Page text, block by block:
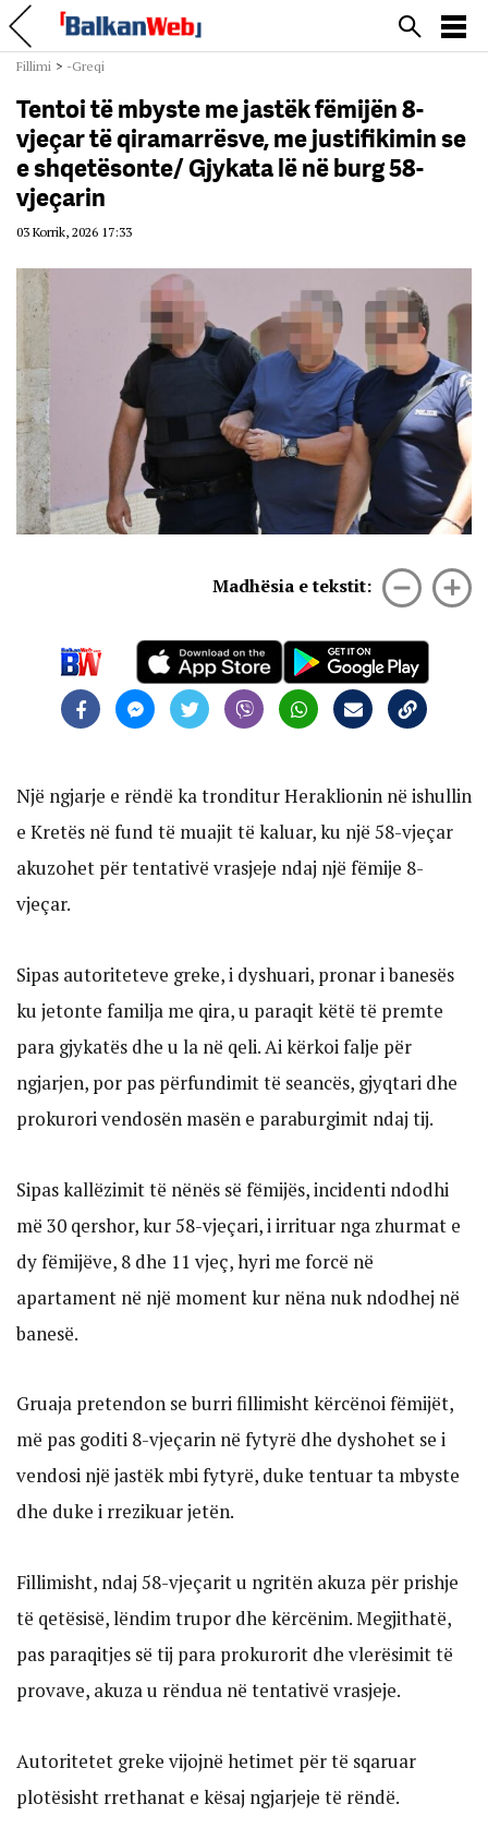
Fillimi > -Greqi
Tentoi të mbyste me jastëk fëmijën 8-
vjeçar të qiramarrësve, me justifikimin se
e shqetësonte/ Gjykata lë në burg 58-
vjeçarin
03 Korrik, 2026 17:33
Madhësia e tekstit:
Një ngjarje e rëndë ka tronditur Heraklionin në ishullin
e Kretës në fund të muajit të kaluar, ku një 58-vjeçar
akuzohet për tentativë vrasjeje ndaj një fëmije 8-
vjeçar.
Sipas autoriteteve greke, i dyshuari, pronar i banesës
ku jetonte familja me qira, u paraqit këtë të premte
para gjykatës dhe u la në qeli. Ai kërkoi falje për
ngjarjen, por pas përfundimit të seancës, gjyqtari dhe
prokurori vendosën masën e paraburgimit ndaj tij.
Sipas kallëzimit të nënës së fëmijës, incidenti ndodhi
më 30 qershor, kur 58-vjeçari, i irrituar nga zhurmat e
dy fëmijëve, 8 dhe 11 vjeç, hyri me forcë në
apartament në një moment kur nëna nuk ndodhej në
banesë.
Gruaja pretendon se burri fillimisht kërcënoi fëmijët,
më pas goditi 8-vjeçarin në fytyrë dhe dyshohet se i
vendosi një jastëk mbi fytyrë, duke tentuar ta mbyste
dhe duke i rrezikuar jetën.
Fillimisht, ndaj 58-vjeçarit u ngritën akuza për prishje
të qetësisë, lëndim trupor dhe kërcënim. Megjithatë,
pas paraqitjes së tij para prokurorit dhe vlerësimit të
provave, akuza u rëndua në tentativë vrasjeje.
Autoritetet greke vijojnë hetimet për të sqaruar
plotësisht rrethanat e kësaj ngjarjeje të rëndë.